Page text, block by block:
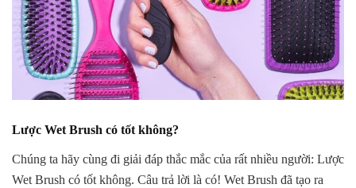
Lược Wet Brush có tốt không?
Chúng ta hãy cùng đi giải đáp thắc mắc của rất nhiều người: Lược
Wet Brush có tốt không. Câu trả lời là có! Wet Brush đã tạo ra